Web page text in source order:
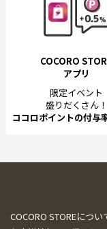
COCORO
アプリ
限定イベント
盛りだくさん！
ココロポイントの付与
COCORO STOREについ